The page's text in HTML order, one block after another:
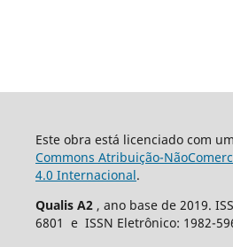
Este obra está licenciado com
Commons Atribuição-
4.0 Internacional.
Qualis A2 , ano base de 2019.
6801 e ISSN Eletrônico: 1982-